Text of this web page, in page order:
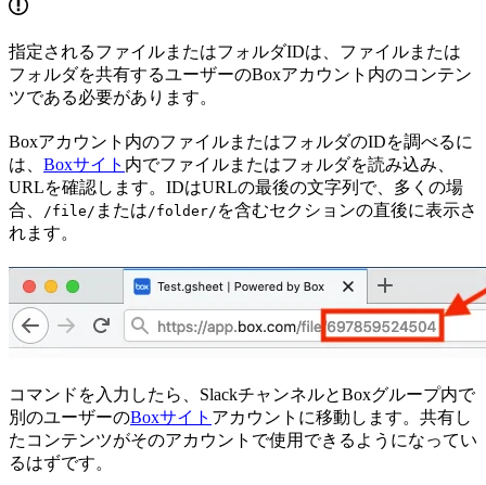
指定されるファイルまたはフォルダIDは、ファイルまたは
フォルダを共有するユーザーのBoxアカウント内のコンテン
ツである必要があります。
Boxアカウント内のファイルまたはフォルダのIDを調べるに
は、 Boxサイト 内でファイルまたはフォルダを読み込み、
URLを確認します。IDはURLの最後の文字列で、多くの場
合、
/file/ または/folder/ を含むセクションの直後に表示さ
れます。
コマンドを入力したら、SlackチャンネルとBoxグループ内で
別のユーザーのBoxサイト アカウントに移動します。共有し
たコンテンツがそのアカウントで使用できるようになってい
るはずです。